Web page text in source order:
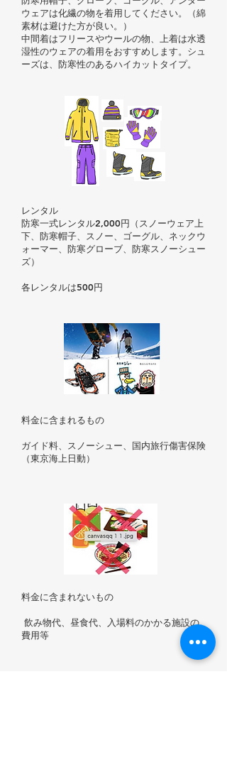
ウェアは化繊の物を着用してください。（綿
素材は避けた方が良い。）
中間着はフリースやウールの物、上着は水透
湿性のウェアの着用をおすすめします。シュ
ーズは、防寒性のあるハイカットタイプ。
レンタル
防寒一式レンタル2,000円（スノーウェア上
下、防寒帽子、スノー、ゴーグル、ネックウ
ォーマー、防寒グローブ、防寒スノーシュー
ズ）
​各レンタルは500円
料金に含まれるもの
ガイド料、スノーシュー、国内旅行傷害保険
（東京海上日動）
料金に含まれないもの
飲み物代、昼食代、入場料のかかる施設の
費用等